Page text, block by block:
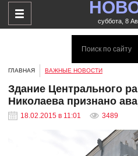
суббота, 8
ГЛАВНАЯ ВАЖНЫЕ НОВОСТИ
Здание Центрального
Николаева признано
18.02.2015 в 11:01 3489